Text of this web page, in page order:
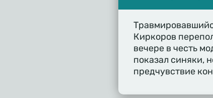
Киркоров
вечере в честь
показал синяки,
предчувствие